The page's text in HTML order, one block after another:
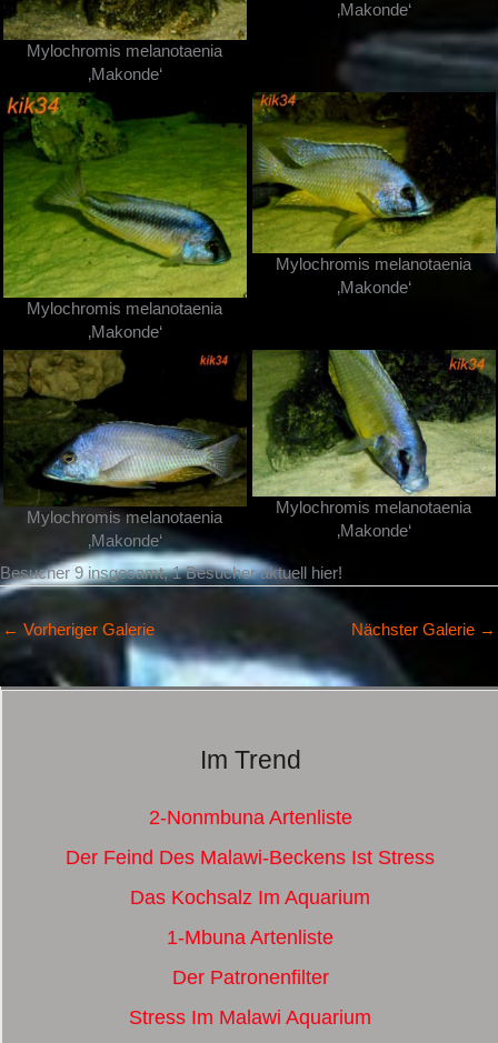
Mylochromis melanotaenia
‚Makonde‘
‚Makonde‘
Mylochromis melanotaenia
‚Makonde‘
Mylochromis melanotaenia
‚Makonde‘
Mylochromis melanotaenia
‚Makonde‘
Mylochromis melanotaenia
‚Makonde‘
Besucher 9 insgesamt, 1 Besucher aktuell hier!
← Vorheriger Galerie Nächster Galerie →
Im Trend
2-Nonmbuna Artenliste
Der Feind Des Malawi-Beckens Ist Stress
Das Kochsalz Im Aquarium
1-Mbuna Artenliste
Der Patronenfilter
Stress Im Malawi Aquarium